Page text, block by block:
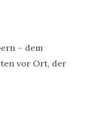
– dem
vor Ort, der